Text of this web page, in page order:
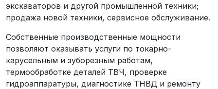
экскаваторов и другой промышленной техники;
продажа новой техники, сервисное обслуживание.
Собственные производственные мощности
позволяют оказывать услуги по токарно-
карусельным и зуборезным работам,
термообработке деталей ТВЧ, проверке
гидроаппаратуры, диагностике ТНВД и ремонту